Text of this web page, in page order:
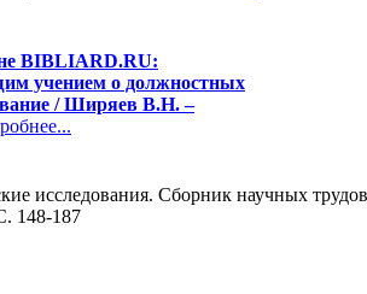
BIBLIARD.RU:
учением о должностных
/ Ширяев В.Н. –
исследования. Сборник научных
148-187